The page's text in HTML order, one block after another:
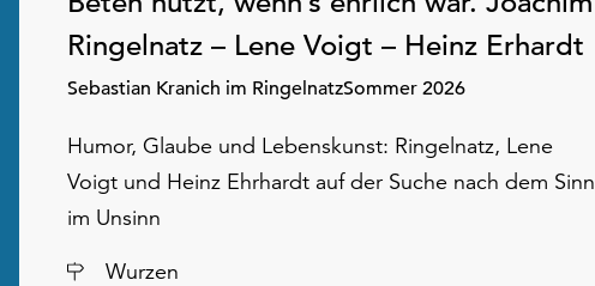
Ringelnatz – Lene Voigt – Heinz Erhardt
Sebastian Kranich im RingelnatzSommer 2026
Humor, Glaube und Lebenskunst: Ringelnatz, Lene
Voigt und Heinz Ehrhardt auf der Suche nach dem Sinn
im Unsinn
Ort
Wurzen